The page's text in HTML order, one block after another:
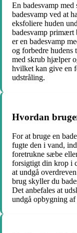
En badesvamp
badesvamp ved at
eksfoliere huden
badesvamp primært
er en badesvamp
og forbedre hudens
med skrub hjælper
hvilket kan give en
udstråling.
Hvordan
For at bruge en
fugte den i vand,
foretrukne sæbe
forsigtigt din krop i
at undgå
brug skyller du
Det anbefales at
undgå opbygning af